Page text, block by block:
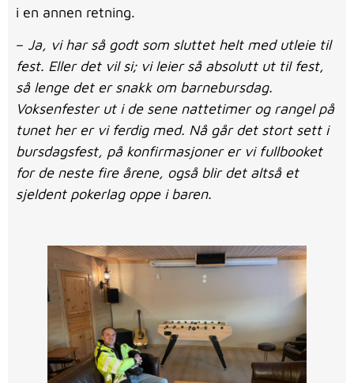
i en annen retning.
– Ja, vi har så godt som sluttet helt med utleie til
fest. Eller det vil si; vi leier så absolutt ut til fest,
så lenge det er snakk om barnebursdag.
Voksenfester ut i de sene nattetimer og rangel på
tunet her er vi ferdig med. Nå går det stort sett i
bursdagsfest, på konfirmasjoner er vi fullbooket
for de neste fire årene, også blir det altså et
sjeldent pokerlag oppe i baren.